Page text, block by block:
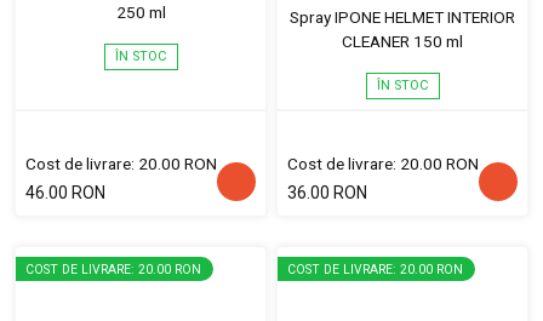
250 ml
ÎN STOC
Cost de livrare: 20.00 RON
46.00 RON
Spray IPONE HELMET INTERIOR
CLEANER 150 ml
ÎN STOC
Cost de livrare: 20.00 RON
36.00 RON
COST DE LIVRARE: 20.00 RON COST DE LIVRARE: 20.00 RON